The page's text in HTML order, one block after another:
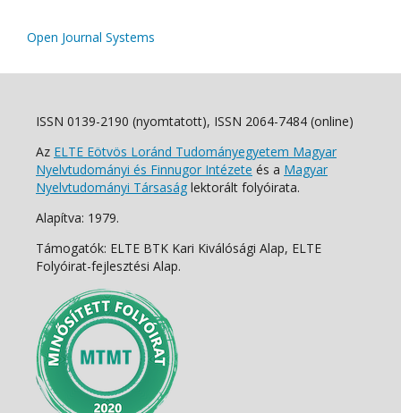
Open Journal Systems
ISSN 0139-2190 (nyomtatott), ISSN 2064-7484 (online)
Az ELTE Eötvös Loránd Tudományegyetem Magyar
Nyelvtudományi és Finnugor Intézete és a Magyar
Nyelvtudományi Társaság lektorált folyóirata.
Alapítva: 1979.
Támogatók: ELTE BTK Kari Kiválósági Alap, ELTE
Folyóirat-fejlesztési Alap.